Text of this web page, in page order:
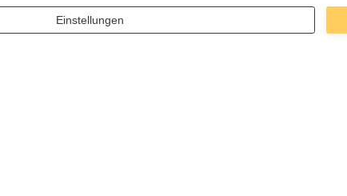
34,65 € *
*inkl. ges. MwSt.
Einstellungen